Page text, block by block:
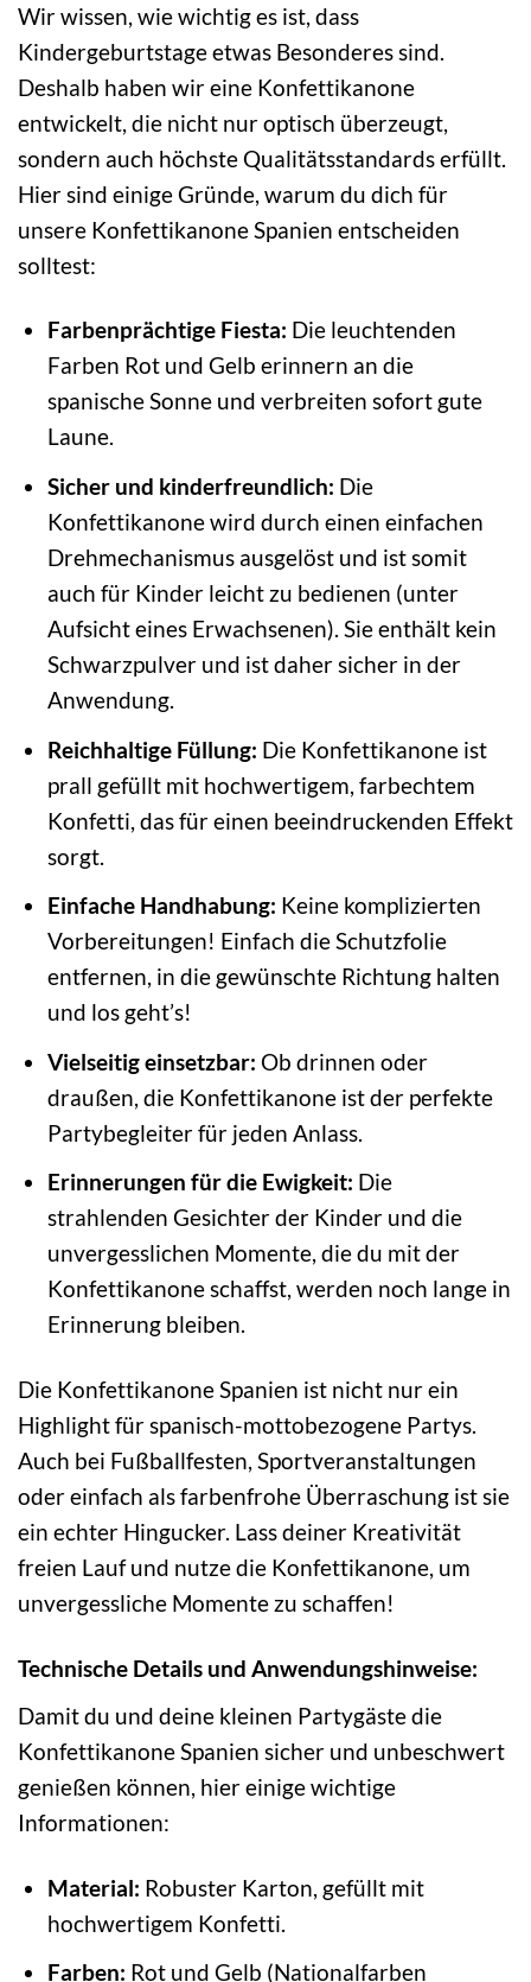
Wir wissen, wie wichtig es ist, dass
Kindergeburtstage etwas Besonderes sind.
Deshalb haben wir eine Konfettikanone
entwickelt, die nicht nur optisch überzeugt,
sondern auch höchste Qualitätsstandards erfüllt.
Hier sind einige Gründe, warum du dich für
unsere Konfettikanone Spanien entscheiden
solltest:
Farbenprächtige Fiesta: Die leuchtenden
Farben Rot und Gelb erinnern an die
spanische Sonne und verbreiten sofort gute
Laune.
Sicher und kinderfreundlich: Die
Konfettikanone wird durch einen einfachen
Drehmechanismus ausgelöst und ist somit
auch für Kinder leicht zu bedienen (unter
Aufsicht eines Erwachsenen). Sie enthält kein
Schwarzpulver und ist daher sicher in der
Anwendung.
Reichhaltige Füllung: Die Konfettikanone ist
prall gefüllt mit hochwertigem, farbechtem
Konfetti, das für einen beeindruckenden Effekt
sorgt.
Einfache Handhabung: Keine komplizierten
Vorbereitungen! Einfach die Schutzfolie
entfernen, in die gewünschte Richtung halten
und los geht’s!
Vielseitig einsetzbar: Ob drinnen oder
draußen, die Konfettikanone ist der perfekte
Partybegleiter für jeden Anlass.
Erinnerungen für die Ewigkeit: Die
strahlenden Gesichter der Kinder und die
unvergesslichen Momente, die du mit der
Konfettikanone schaffst, werden noch lange in
Erinnerung bleiben.
Die Konfettikanone Spanien ist nicht nur ein
Highlight für spanisch-mottobezogene Partys.
Auch bei Fußballfesten, Sportveranstaltungen
oder einfach als farbenfrohe Überraschung ist sie
ein echter Hingucker. Lass deiner Kreativität
freien Lauf und nutze die Konfettikanone, um
unvergessliche Momente zu schaffen!
Technische Details und Anwendungshinweise:
Damit du und deine kleinen Partygäste die
Konfettikanone Spanien sicher und unbeschwert
genießen können, hier einige wichtige
Informationen:
Material: Robuster Karton, gefüllt mit
hochwertigem Konfetti.
Farben: Rot und Gelb (Nationalfarben